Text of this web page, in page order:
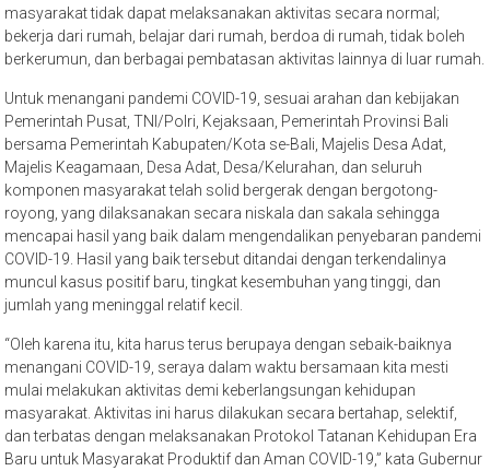
masyarakat tidak dapat melaksanakan aktivitas secara normal;
bekerja dari rumah, belajar dari rumah, berdoa di rumah, tidak boleh
berkerumun, dan berbagai pembatasan aktivitas lainnya di luar rumah.
Untuk menangani pandemi COVID-19, sesuai arahan dan kebijakan
Pemerintah Pusat, TNI/Polri, Kejaksaan, Pemerintah Provinsi Bali
bersama Pemerintah Kabupaten/Kota se-Bali, Majelis Desa Adat,
Majelis Keagamaan, Desa Adat, Desa/Kelurahan, dan seluruh
komponen masyarakat telah solid bergerak dengan bergotong-
royong, yang dilaksanakan secara niskala dan sakala sehingga
mencapai hasil yang baik dalam mengendalikan penyebaran pandemi
COVID-19. Hasil yang baik tersebut ditandai dengan terkendalinya
muncul kasus positif baru, tingkat kesembuhan yang tinggi, dan
jumlah yang meninggal relatif kecil.
“Oleh karena itu, kita harus terus berupaya dengan sebaik-baiknya
menangani COVID-19, seraya dalam waktu bersamaan kita mesti
mulai melakukan aktivitas demi keberlangsungan kehidupan
masyarakat. Aktivitas ini harus dilakukan secara bertahap, selektif,
dan terbatas dengan melaksanakan Protokol Tatanan Kehidupan Era
Baru untuk Masyarakat Produktif dan Aman COVID-19,” kata Gubernur